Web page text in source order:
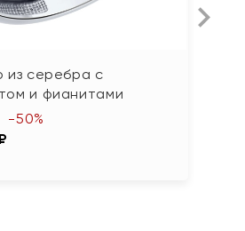
из серебра с
и фианитами
-50%